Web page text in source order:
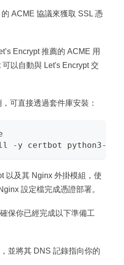
ACME 協議來獲取 SSL 憑
Encrypt 推薦的 ACME 用
可以自動與 Let's Encrypt 交
可直接透過套件庫安裝：
-y certbot python3-
以及其 Nginx 外掛模組，使
設定檔完成憑證部署。
保你已經完成以下準備工
，並將其 DNS 記錄指向你的